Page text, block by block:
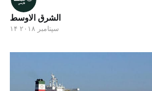
الشرق الاوسط
۱۴ سپتامبر ۲۰۱۸